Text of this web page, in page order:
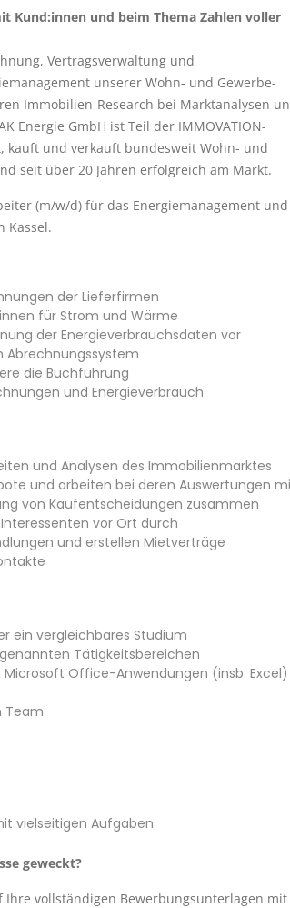
Kund:innen und beim Thema Zahlen voller
Vertragsverwaltung und
unserer Wohn- und Gewerbe-
Immobilien-Research bei Marktanalysen
Energie GmbH ist Teil der IMMOVATION-
kauft und verkauft bundesweit Wohn- und
seit über 20 Jahren erfolgreich am Markt.
(m/w/d) für das Energiemanagement und
Kassel.
der Lieferfirmen
für Strom und Wärme
der Energieverbrauchsdaten vor
Abrechnungssystem
die Buchführung
und Energieverbrauch
und Analysen des Immobilienmarktes
und arbeiten bei deren Auswertungen
von Kaufentscheidungen zusammen
vor Ort durch
und erstellen Mietverträge
ein vergleichbares Studium
Tätigkeitsbereichen
Office-Anwendungen (insb. Excel)
Team
vielseitigen Aufgaben
geweckt?
Ihre vollständigen Bewerbungsunterlagen mit